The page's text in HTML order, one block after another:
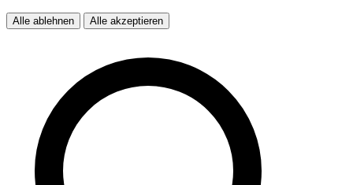
Alle ablehnen Alle akzeptieren